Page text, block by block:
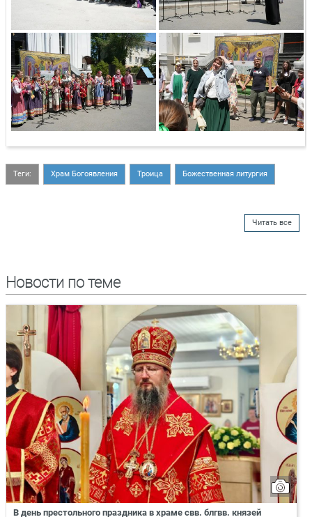
Теги: Храм Богоявления Троица Божественная литургия
Читать все
Новости по теме
В день престольного праздника в храме свв. блгвв. князей